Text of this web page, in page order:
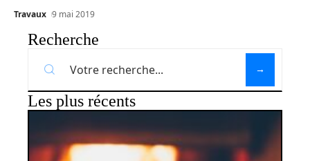
Travaux 9 mai 2019
Recherche
Les plus récents